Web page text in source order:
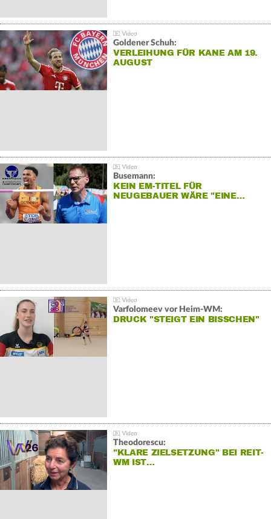
Goldener Schuh:
VERLEIHUNG FÜR KANE AM 19.
AUGUST
Busemann:
KEIN EM-TITEL FÜR
NEUGEBAUER WÄRE "EINE…
Varfolomeev vor Heim-WM:
DRUCK "STEIGT EIN BISSCHEN"
Theodorescu:
"KLARE ZIELSETZUNG" BEI REIT-
WM IST…